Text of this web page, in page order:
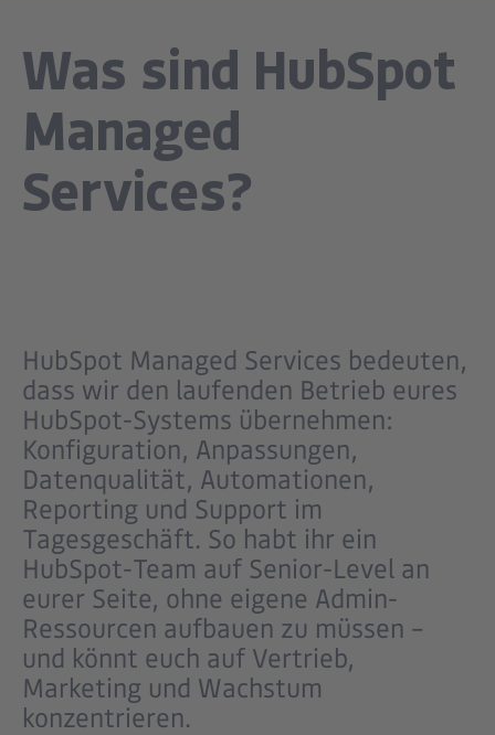
Was sind HubSpot
Managed
Services?
HubSpot Managed Services bedeuten,
dass wir den laufenden Betrieb eures
HubSpot-Systems übernehmen:
Konfiguration, Anpassungen,
Datenqualität, Automationen,
Reporting und Support im
Tagesgeschäft. So habt ihr ein
HubSpot-Team auf Senior-Level an
eurer Seite, ohne eigene Admin-
Ressourcen aufbauen zu müssen –
und könnt euch auf Vertrieb,
Marketing und Wachstum
konzentrieren.